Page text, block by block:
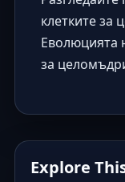
клетките за
Еволюцията
за
Explore